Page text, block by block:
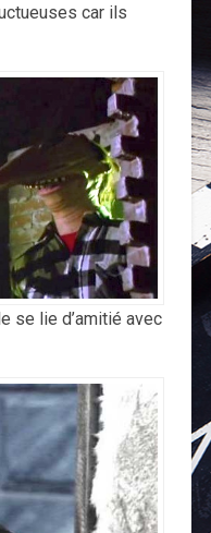
car ils
se lie d’amitié avec